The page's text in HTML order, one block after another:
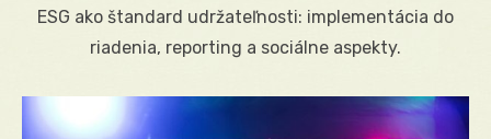
ESG ako štandard udržateľnosti: implementácia do
riadenia, reporting a sociálne aspekty.